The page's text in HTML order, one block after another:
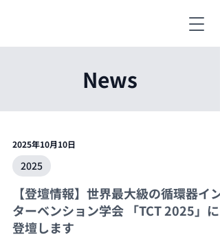
News
2025年10月10日
2025
【登壇情報】世界最大級の循環器イン
ターベンション学会 「TCT 2025」に
登壇します